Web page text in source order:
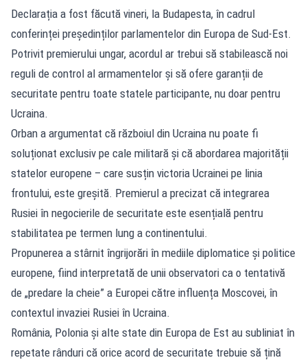
Declarația a fost făcută vineri, la Budapesta, în cadrul
conferinței președinților parlamentelor din Europa de Sud-Est.
Potrivit premierului ungar, acordul ar trebui să stabilească noi
reguli de control al armamentelor și să ofere garanții de
securitate pentru toate statele participante, nu doar pentru
Ucraina.
Orban a argumentat că războiul din Ucraina nu poate fi
soluționat exclusiv pe cale militară și că abordarea majorității
statelor europene – care susțin victoria Ucrainei pe linia
frontului, este greșită. Premierul a precizat că integrarea
Rusiei în negocierile de securitate este esențială pentru
stabilitatea pe termen lung a continentului.
Propunerea a stârnit îngrijorări în mediile diplomatice și politice
europene, fiind interpretată de unii observatori ca o tentativă
de „predare la cheie” a Europei către influența Moscovei, în
contextul invaziei Rusiei în Ucraina.
România, Polonia și alte state din Europa de Est au subliniat în
repetate rânduri că orice acord de securitate trebuie să țină